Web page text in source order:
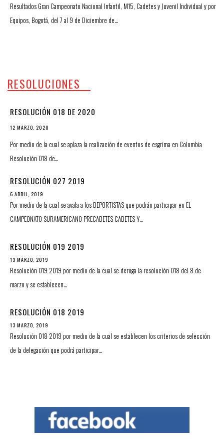
Resultados Gran Campeonato Nacional Infantil, M15, Cadetes y Juvenil Individual y por
Equipos, Bogotá, del 7 al 9 de Diciembre de…
RESOLUCIONES
RESOLUCIÓN 018 DE 2020
12 MARZO, 2020
Por medio de la cual se aplaza la realización de eventos de esgrima en Colombia
Resolución 018 de…
RESOLUCIÓN 027 2019
6 ABRIL, 2019
Por medio de la cual se avala a los DEPORTISTAS que podrán participar en EL
CAMPEONATO SURAMERICANO PRECADETES CADETES Y…
RESOLUCIÓN 019 2019
13 MARZO, 2019
Resolución 019 2019 por medio de la cual se deroga la resolución 018 del 8 de
marzo y se establecen…
RESOLUCIÓN 018 2019
13 MARZO, 2019
Resolución 018 2019 por medio de la cual se establecen los criterios de selección
de la delegación que podrá participar…